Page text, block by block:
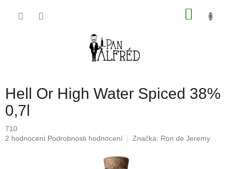
Hell Or High Water Spiced 38%
0,7l
710
Průměrné
2 hodnocení Podrobnosti hodnocení Značka: Ron de Jeremy